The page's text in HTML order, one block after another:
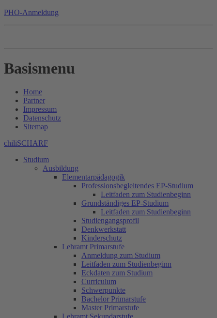
PHO-Anmeldung
Basismenu
Home
Partner
Impressum
Datenschutz
Sitemap
chiliSCHARF
Studium
Ausbildung
Elementarpädagogik
Professionsbegleitendes EP-Studium
Leitfaden zum Studienbeginn
Grundständiges EP-Studium
Leitfaden zum Studienbeginn
Studiengangsprofil
Denkwerkstatt
Kinderschutz
Lehramt Primarstufe
Anmeldung zum Studium
Leitfaden zum Studienbeginn
Eckdaten zum Studium
Curriculum
Schwerpunkte
Bachelor Primarstufe
Master Primarstufe
Lehramt Sekundarstufe